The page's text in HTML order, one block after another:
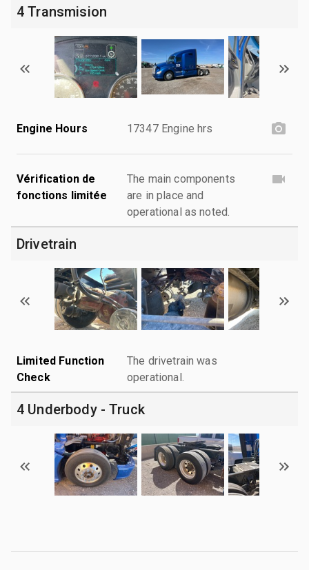
4 Transmision
Engine Hours 17347 Engine hrs
Vérification de
fonctions limitée
The main components
are in place and
operational as noted.
Drivetrain
Limited Function
Check
The drivetrain was
operational.
4 Underbody - Truck